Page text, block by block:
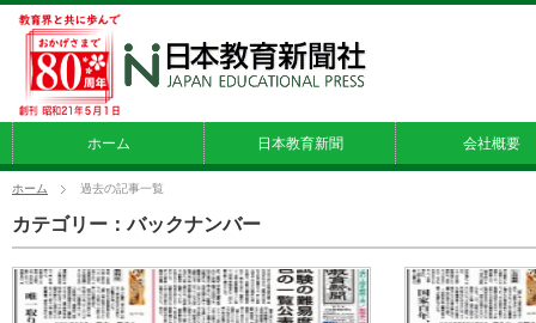
ホーム 日本教育新聞 会社概要
ホーム 過去の記事一覧
カテゴリー：バックナンバー